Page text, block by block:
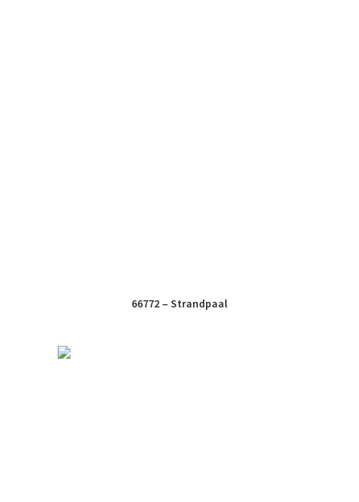
66772 – Strandpaal